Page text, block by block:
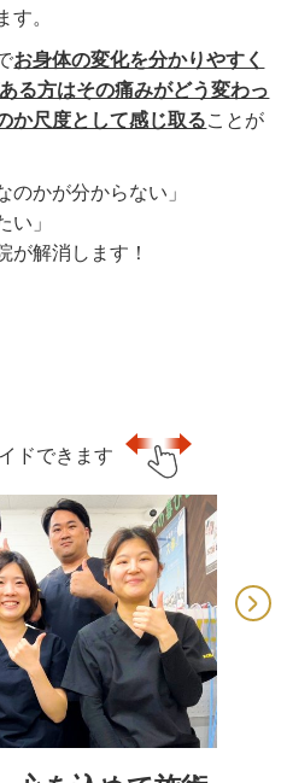
す。
お身体の変化を分かりやすく
る方はその痛みがどう変わっ
か尺度として感じ取ることが
のかが分からない」
い」
が解消します！
ドできます